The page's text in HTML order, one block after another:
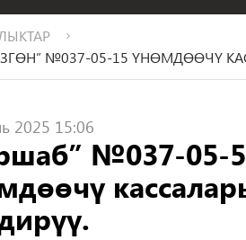
№037-05-15 ҮНӨМДӨӨЧҮ
2025 15:06
№037-05-